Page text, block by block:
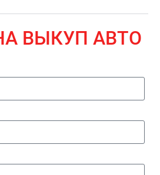
ВЫКУП АВТО